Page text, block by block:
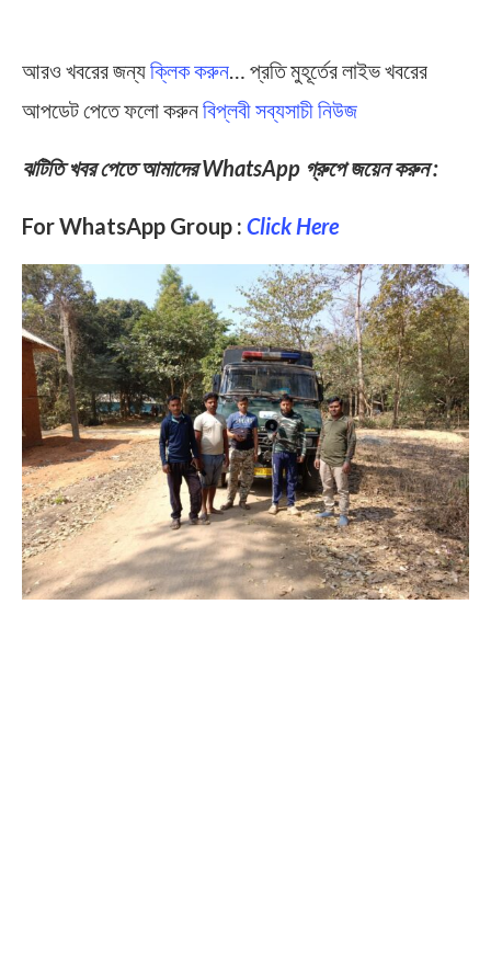
আরও খবরের জন্যক্লিক করুন… প্রতি মুহূর্তের লাইভ খবরের
আপডেট পেতে ফলো করুনবিপ্লবী সব্যসাচী নিউজ
ঝটিতি খবর পেতে আমাদের WhatsApp গ্রুপে জয়েন করুন :
For WhatsApp Group : Click Here